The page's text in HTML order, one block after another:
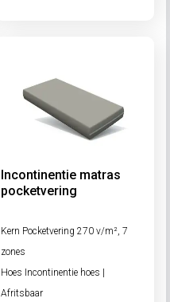
Incontinentie matras
pocketvering
Kern Pocketvering 270 v/m², 7
zones
Hoes Incontinentie hoes |
Afritsbaar